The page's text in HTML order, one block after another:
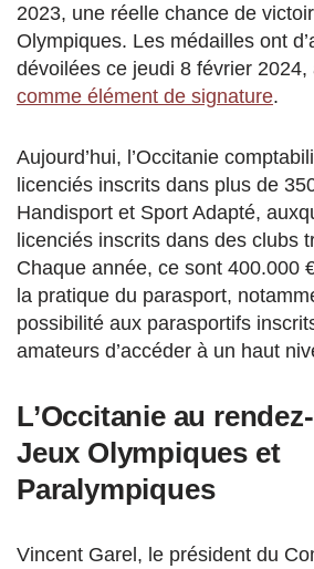
2023, une réelle chance de
Olympiques. Les médailles ont
dévoilées ce jeudi 8 février 2024,
comme élément de signature.
Aujourd’hui, l’Occitanie
licenciés inscrits dans plus de
Handisport et Sport Adapté,
licenciés inscrits dans des clubs
Chaque année, ce sont 400.000
la pratique du parasport,
possibilité aux parasportifs
amateurs d’accéder à un haut
L’Occitanie au
Jeux Olympiques et
Paralympiques
Vincent Garel, le président du